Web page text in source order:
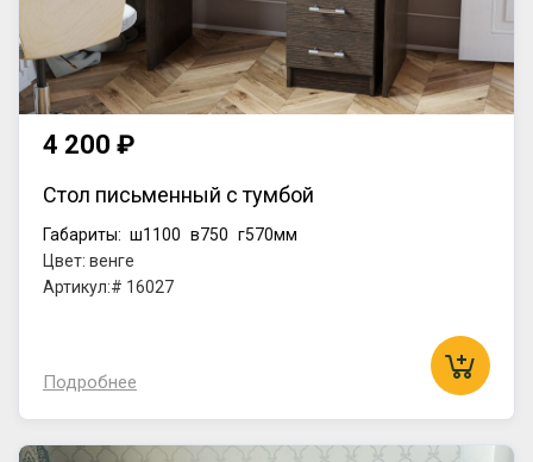
4 200 ₽
Стол письменный с тумбой
Габариты: ш1100 в750 г570мм
Цвет: венге
Артикул:# 16027
Подробнее